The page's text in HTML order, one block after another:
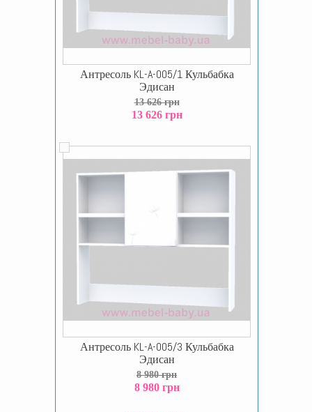
Антресоль KL-A-005/1 Кульбабка
Эдисан
13 626 грн
13 626 грн
Антресоль KL-A-005/3 Кульбабка
Эдисан
8 980 грн
8 980 грн